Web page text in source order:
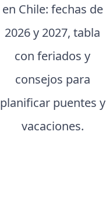
en Chile: fechas de
2026 y 2027, tabla
con feriados y
consejos para
planificar puentes y
vacaciones.